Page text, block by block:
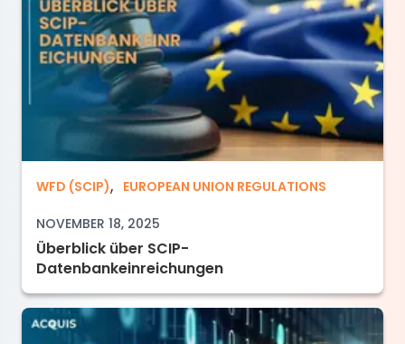
Überblick über SCIP-Datenbankeinreichungen
WFD (SCIP), EUROPEAN UNION REGULATIONS
NOVEMBER 18, 2025
Überblick über SCIP-
Datenbankeinreichungen